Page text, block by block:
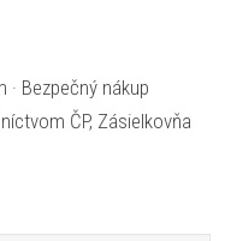
Bezpečný nákup
ČP, Zásielkovňa